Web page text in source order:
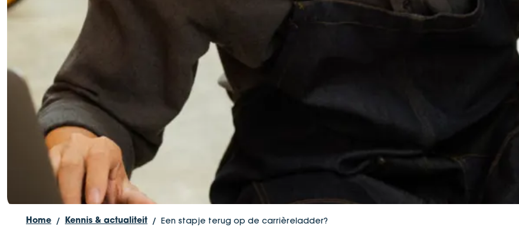
Home Kennis & actualiteit Een stapje terug op de carrièreladder?